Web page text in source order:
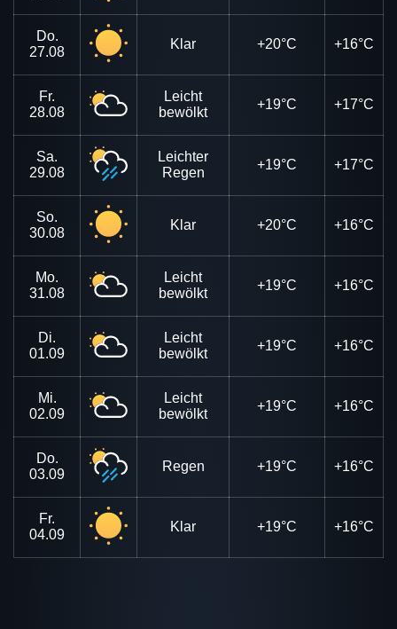
Do.
27.08
Klar +20°C +16°C
Fr.
28.08
Leicht
bewölkt
+19°C +17°C
Sa.
29.08
Leichter
Regen
+19°C +17°C
So.
30.08
Klar +20°C +16°C
Mo.
31.08
Leicht
bewölkt
+19°C +16°C
Di.
01.09
Leicht
bewölkt
+19°C +16°C
Mi.
02.09
Leicht
bewölkt
+19°C +16°C
Do.
03.09
Regen +19°C +16°C
Fr.
04.09
Klar +19°C +16°C